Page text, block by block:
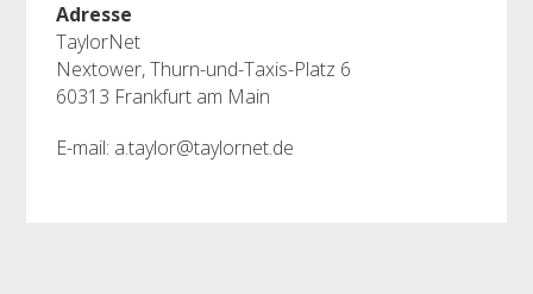
Adresse
TaylorNet
Nextower, Thurn-und-Taxis-Platz 6
60313 Frankfurt am Main
E-mail: a.taylor@taylornet.de